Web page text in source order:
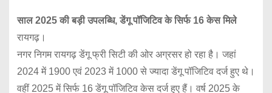
साल 2025 की बड़ी उपलब्धि, डेंगू पॉजिटिव के सिर्फ 16 केस मिले
रायगढ़।
नगर निगम रायगढ़ डेंगू फ्री सिटी की ओर अग्रसर हो रहा है। जहां
2024 में 1900 एवं 2023 में 1000 से ज्यादा डेंगू पॉजिटिव दर्ज हुए थे।
वहीं 2025 में सिर्फ 16 डेंगू पॉजिटिव केस दर्ज हुए हैं। वर्ष 2025 के